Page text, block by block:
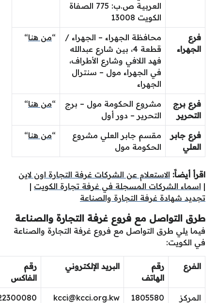
العربيـة ص.ب: 775 الصفاة
الكويت 13008
فرع
الجهراء
محافظة الجهراء – الجهراء /
قطعة 4، بين شارع عبدالله
فهد اللافي وشارع الأطراف،
في الجهراء مول – سنترال
الجهراء
“من هنا“
فرع برج
التحرير
مشروع الحكومة مول – برج
التحرير – دور أول
“من هنا“
فرع جابر
العلي
مقسم جابر العلي مشروع
الحكومة مول
“من هنا“
اقرأ أيضاََ: الاستعلام عن الشركات غرفة التجارة اون لاين
| اسماء الشركات المسجلة في غرفة تجارة الكويت |
تجديد شهادة غرفة التجارة والصناعة
طرق التواصل مع فروع غرفة التجارة والصناعة
فيما يلي طرق التواصل مع فروع غرفة التجارة والصناعة
في الكويت:
الفرع
رقم
الهاتف
البريد الإلكتروني
رقم
الفاكس
المركز
1805580
kcci@kcci.org.kw